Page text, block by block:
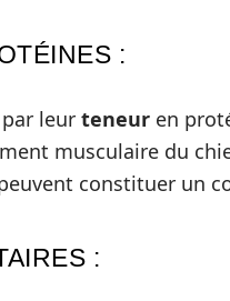
:
leur teneur en
musculaire du
constituer un
: